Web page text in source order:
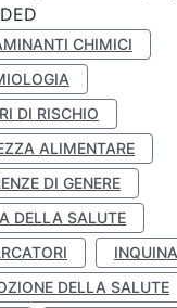
CHIMICI
DI RISCHIO
ALIMENTARE
DI GENERE
DELLA SALUTE
DELLA SALUTE